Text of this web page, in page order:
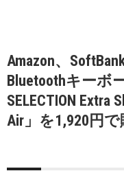
Amazon、
Bluetoothキーボ
SELECTION Extra
Air」を1,920円で